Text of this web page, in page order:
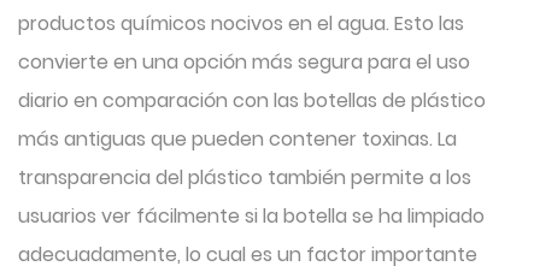
productos químicos nocivos en el agua. Esto las
convierte en una opción más segura para el uso
diario en comparación con las botellas de plástico
más antiguas que pueden contener toxinas. La
transparencia del plástico también permite a los
usuarios ver fácilmente si la botella se ha limpiado
adecuadamente, lo cual es un factor importante